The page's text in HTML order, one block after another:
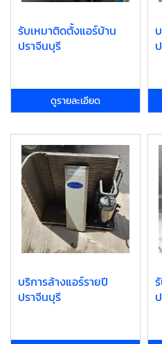
รับเหมาติดตั้งแอร์บ้าน
ปราจีนบุรี
ดูรายละเอียด
บริการล้างแอร์รายปี
ปราจีนบุรี